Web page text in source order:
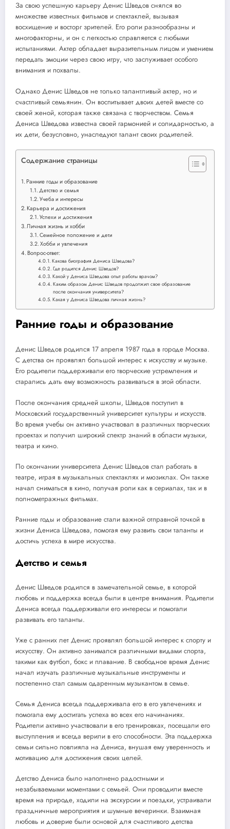
За свою успешную карьеру Денис Шведов снялся во
множестве известных фильмов и спектаклей, вызывая
восхищение и восторг зрителей. Его роли разнообразны и
многофакторны, и он с легкостью справляется с любыми
испытаниями. Актер обладает выразительным лицом и умением
передать эмоции через свою игру, что заслуживает особого
внимания и похвалы.
Однако Денис Шведов не только талантливый актер, но и
счастливый семьянин. Он воспитывает двоих детей вместе со
своей женой, которая также связана с творчеством. Семья
Дениса Шведова известна своей гармонией и солидарностью, а
их дети, безусловно, унаследуют талант своих родителей.
Содержание страницы
Ранние годы и образование
Детство и семья
Учеба и интересы
Карьера и достижения
Успехи и достижения
Личная жизнь и хобби
Семейное положение и дети
Хобби и увлечения
Вопрос-ответ:
Какова биография Дениса Шведова?
Где родился Денис Шведов?
Какой у Дениса Шведова опыт работы врачом?
Каким образом Денис Шведов продолжил свое образование
после окончания университета?
Какая у Дениса Шведова личная жизнь?
Ранние годы и образование
Денис Шведов родился 17 апреля 1987 года в городе Москва.
С детства он проявлял большой интерес к искусству и музыке.
Его родители поддерживали его творческие устремления и
старались дать ему возможность развиваться в этой области.
После окончания средней школы, Шведов поступил в
Московский государственный университет культуры и искусств.
Во время учебы он активно участвовал в различных творческих
проектах и получил широкий спектр знаний в области музыки,
театра и кино.
По окончании университета Денис Шведов стал работать в
театре, играя в музыкальных спектаклях и мюзиклах. Он также
начал сниматься в кино, получая роли как в сериалах, так и в
полнометражных фильмах.
Ранние годы и образование стали важной отправной точкой в
жизни Дениса Шведова, помогая ему развить свои таланты и
достичь успеха в мире искусства.
Детство и семья
Денис Шведов родился в замечательной семье, в которой
любовь и поддержка всегда были в центре внимания. Родители
Дениса всегда поддерживали его интересы и помогали
развивать его таланты.
Уже с ранних лет Денис проявлял большой интерес к спорту и
искусству. Он активно занимался различными видами спорта,
такими как футбол, бокс и плавание. В свободное время Денис
начал изучать различные музыкальные инструменты и
постепенно стал самым одаренным музыкантом в семье.
Семья Дениса всегда поддерживала его в его увлечениях и
помогала ему достигать успеха во всех его начинаниях.
Родители активно участвовали в его тренировках, посещали его
выступления и всегда верили в его способности. Эта поддержка
семьи сильно повлияла на Дениса, внушая ему уверенность и
мотивацию для достижения своих целей.
Детство Дениса было наполнено радостными и
незабываемыми моментами с семьей. Они проводили вместе
время на природе, ходили на экскурсии и поездки, устраивали
праздничные мероприятия и шумные вечеринки. Взаимная
любовь и доверие были основой для счастливого детства